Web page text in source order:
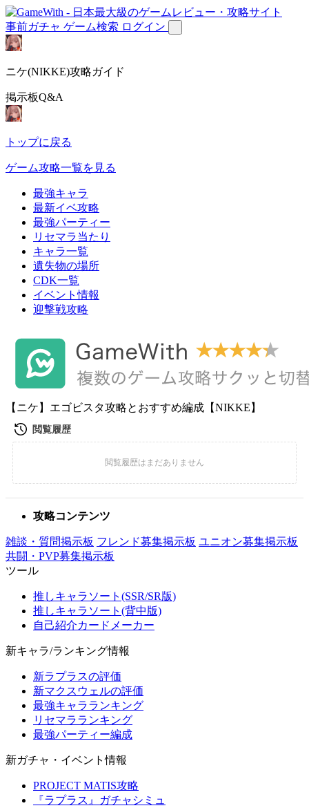
事前ガチャ ゲーム検索 ログイン
ニケ(NIKKE)攻略ガイド
掲示板Q&A
トップに戻る
ゲーム攻略一覧を見る
最強キャラ
最新イベ攻略
最強パーティー
リセマラ当たり
キャラ一覧
遺失物の場所
CDK一覧
イベント情報
迎撃戦攻略
【ニケ】エゴビスタ攻略とおすすめ編成【NIKKE】
攻略コンテンツ
雑談・質問掲示板 フレンド募集掲示板 ユニオン募集掲示板
共闘・PVP募集掲示板
ツール
推しキャラソート(SSR/SR版)
推しキャラソート(背中版)
自己紹介カードメーカー
新キャラ/ランキング情報
新ラプラスの評価
新マクスウェルの評価
最強キャラランキング
リセマラランキング
最強パーティー編成
新ガチャ・イベント情報
PROJECT MATIS攻略
『ラプラス』ガチャシミュ